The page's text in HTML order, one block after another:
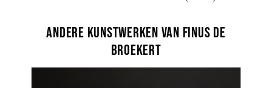
Andere kunstwerken van Finus de
Broekert